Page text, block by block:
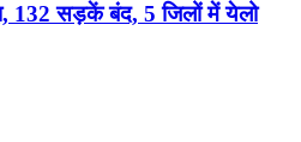
132 सड़कें बंद, 5 जिलों में येलो